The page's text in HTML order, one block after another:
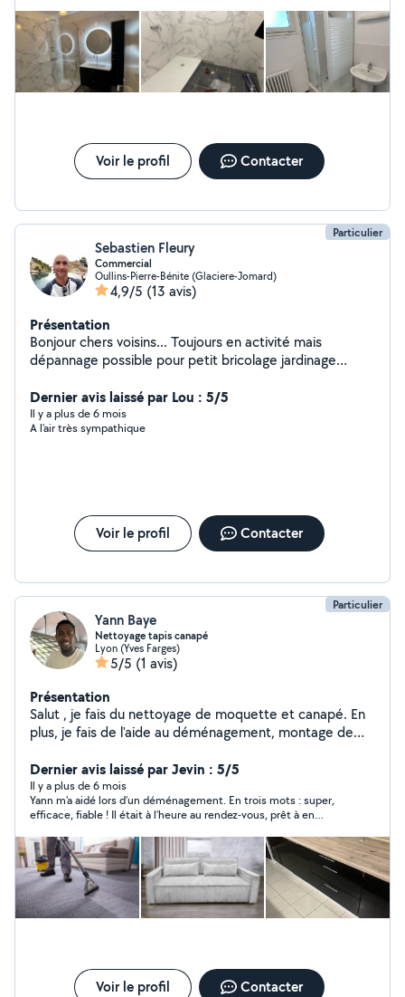
Voir le profil Contacter
Particulier
Sebastien Fleury
Commercial
Oullins-Pierre-Bénite (Glaciere-Jomard)
4,9/5 (13 avis)
Présentation
Bonjour chers voisins... Toujours en activité mais
dépannage possible pour petit bricolage jardinage
plaisir...! Cordialement
Dernier avis laissé par Lou : 5/5
Il y a plus de 6 mois
A l'air très sympathique
Voir le profil Contacter
Particulier
Yann Baye
Nettoyage tapis canapé
Lyon (Yves Farges)
5/5 (1 avis)
Présentation
Salut , je fais du nettoyage de moquette et canapé. En
plus, je fais de l'aide au déménagement, montage de
Dernier avis laissé par Jevin : 5/5
Il y a plus de 6 mois
Yann m’a aidé lors d’un déménagement. En trois mots : super,
efficace, fiable ! Il était à l’heure au rendez-vous, prêt à en
soucieuse de bien faire sa mission jusqu’au bout. En plus de ça,
si on prend le temps de discuter avec lui, il est très sympa et a
le sourire tout du long. Je recommande les yeux fermés ses
services.
Voir le profil Contacter